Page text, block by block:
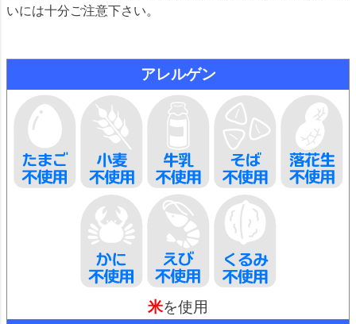
いには十分ご注意下さい。
アレルゲン
米を使用